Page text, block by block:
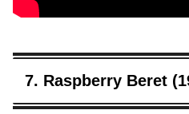
7. Raspberry Beret